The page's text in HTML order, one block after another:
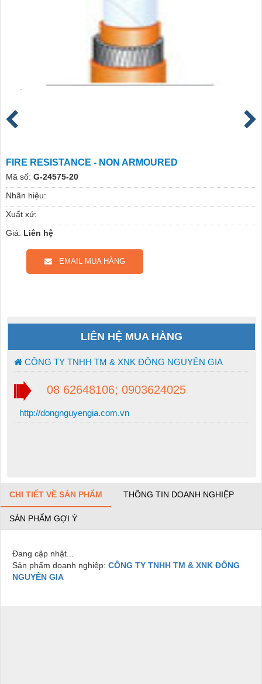
FIRE RESISTANCE - NON ARMOURED
Mã số: G-24575-20
Nhãn hiệu:
Xuất xứ:
Giá: Liên hệ
EMAIL MUA HÀNG
LIÊN HỆ MUA HÀNG
CÔNG TY TNHH TM & XNK ĐÔNG NGUYÊN GIA
08 62648106; 0903624025
http://dongnguyengia.com.vn
CHI TIẾT VỀ SẢN PHẨM THÔNG TIN DOANH NGHIỆP
SẢN PHẨM GỢI Ý
Đang cập nhật...
Sản phẩm doanh nghiệp: CÔNG TY TNHH TM & XNK ĐÔNG
NGUYÊN GIA